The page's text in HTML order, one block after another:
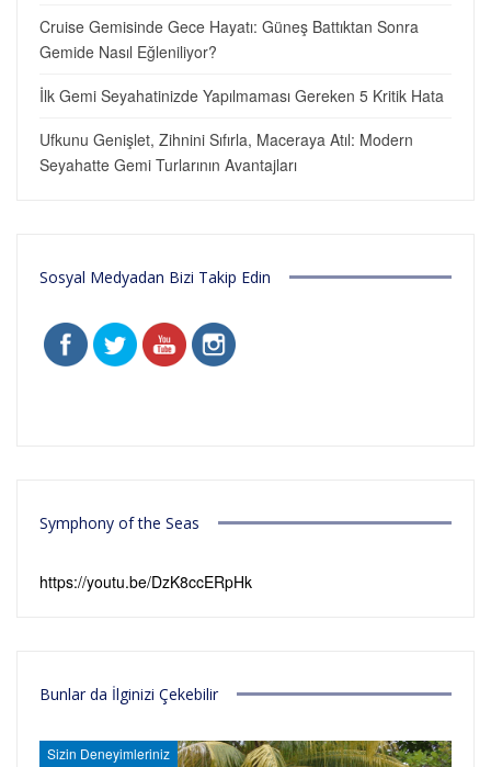
Cruise Gemisinde Gece Hayatı: Güneş Battıktan Sonra
Gemide Nasıl Eğleniliyor?
İlk Gemi Seyahatinizde Yapılmaması Gereken 5 Kritik Hata
Ufkunu Genişlet, Zihnini Sıfırla, Maceraya Atıl: Modern
Seyahatte Gemi Turlarının Avantajları
Sosyal Medyadan Bizi Takip Edin
Symphony of the Seas
https://youtu.be/DzK8ccERpHk
Bunlar da İlginizi Çekebilir
Sizin Deneyimleriniz